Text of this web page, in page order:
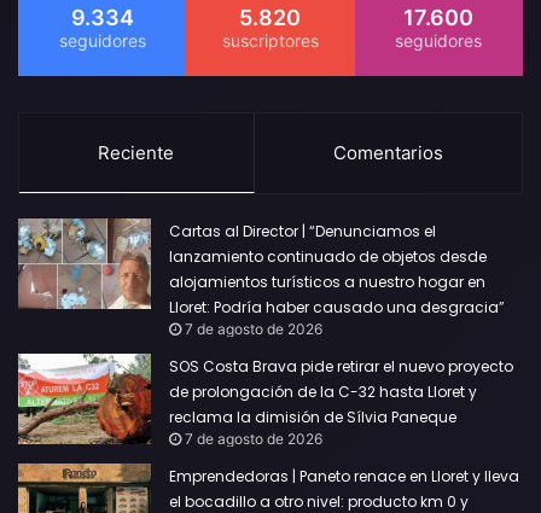
9.334 5.820 17.600
Reciente Comentarios
Cartas al Director | “Denunciamos el
lanzamiento continuado de objetos desde
alojamientos turísticos a nuestro hogar en
Lloret: Podría haber causado una desgracia”
7 de agosto de 2026
SOS Costa Brava pide retirar el nuevo proyecto
de prolongación de la C-32 hasta Lloret y
reclama la dimisión de Sílvia Paneque
7 de agosto de 2026
Emprendedoras | Paneto renace en Lloret y lleva
el bocadillo a otro nivel: producto km 0 y